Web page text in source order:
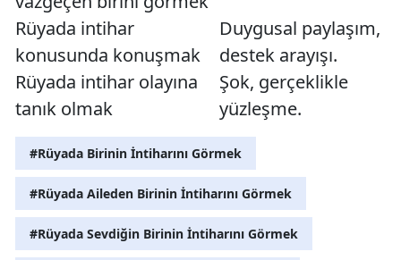
Rüyada intihar
konusunda konuşmak
Duygusal paylaşım,
destek arayışı.
Rüyada intihar olayına
tanık olmak
Şok, gerçeklikle
yüzleşme.
#Rüyada Birinin İntiharını Görmek
#Rüyada Aileden Birinin İntiharını Görmek
#Rüyada Sevdiğin Birinin İntiharını Görmek